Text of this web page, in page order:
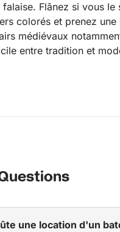
Flânez si vous le
colorés et prenez une
médiévaux
entre tradition et
une location d'un